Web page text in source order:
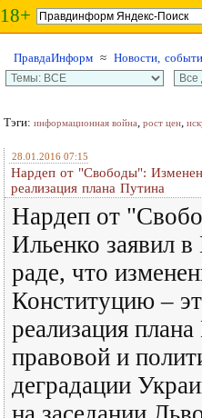
18+
ПравдаИнформ ≈ Новости,
Тэги: информационная война, рост цен,
28.01.2016 07:15
Нардеп от "Свободы":
реализация плана Путина
Нардеп от
Ильенко заявил
раде, что
Конституцию –
реализация
правовой и
деградации